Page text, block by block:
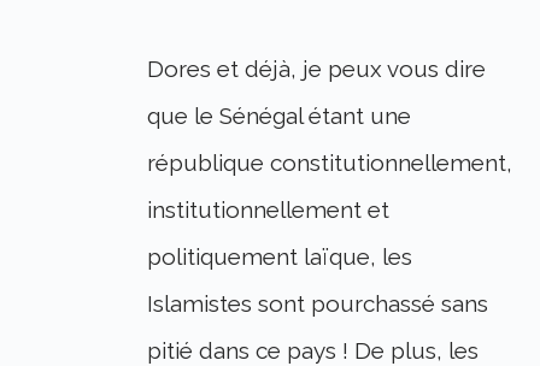
Dores et déjà, je peux vous dire
que le Sénégal étant une
république constitutionnellement,
institutionnellement et
politiquement laïque, les
Islamistes sont pourchassé sans
pitié dans ce pays ! De plus, les